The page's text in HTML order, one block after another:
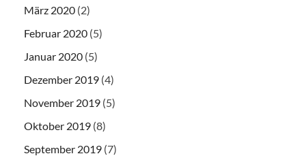
März 2020 (2)
Februar 2020 (5)
Januar 2020 (5)
Dezember 2019 (4)
November 2019 (5)
Oktober 2019 (8)
September 2019 (7)